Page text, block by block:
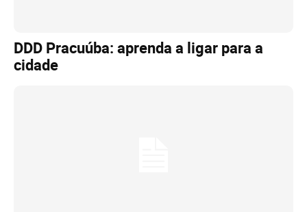
DDD Pracuúba: aprenda a ligar para a
cidade